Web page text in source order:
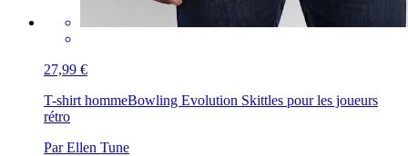
27,99 €
T-shirt hommeBowling Evolution Skittles pour les joueurs
rétro
Par Ellen Tune